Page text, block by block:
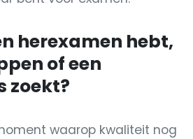
herexamen hebt,
of een
zoekt?
waarop kwaliteit nog